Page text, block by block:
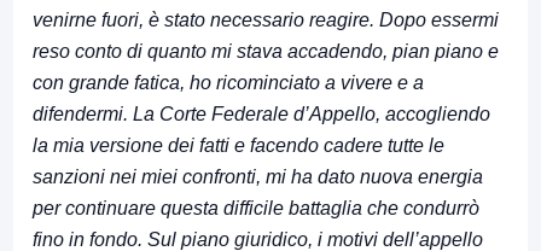
venirne fuori, è stato necessario reagire. Dopo essermi
reso conto di quanto mi stava accadendo, pian piano e
con grande fatica, ho ricominciato a vivere e a
difendermi. La Corte Federale d’Appello, accogliendo
la mia versione dei fatti e facendo cadere tutte le
sanzioni nei miei confronti, mi ha dato nuova energia
per continuare questa difficile battaglia che condurrò
fino in fondo. Sul piano giuridico, i motivi dell’appello